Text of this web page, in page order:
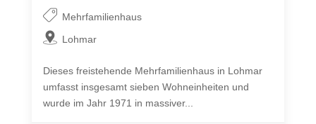
Mehrfamilienhaus
Lohmar
Dieses freistehende Mehrfamilienhaus in Lohmar
umfasst insgesamt sieben Wohneinheiten und
wurde im Jahr 1971 in massiver...